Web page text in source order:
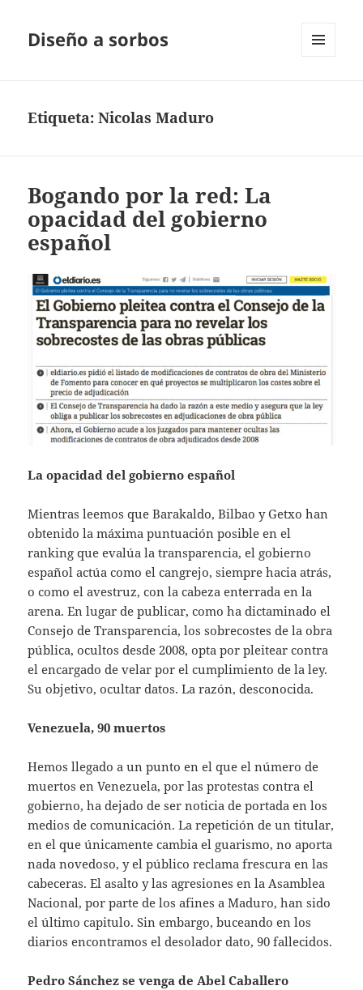
Diseño a sorbos
Etiqueta:Nicolas Maduro
Bogando por la red: La
opacidad del gobierno
español
La opacidad del gobierno español
Mientras leemos que Barakaldo, Bilbao y Getxo han
obtenido la máxima puntuación posible en el
ranking que evalúa la transparencia, el gobierno
español actúa como el cangrejo, siempre hacia atrás,
o como el avestruz, con la cabeza enterrada en la
arena. En lugar de publicar, como ha dictaminado el
Consejo de Transparencia, los sobrecostes de la obra
pública, ocultos desde 2008, opta por pleitear contra
el encargado de velar por el cumplimiento de la ley.
Su objetivo, ocultar datos. La razón, desconocida.
Venezuela, 90 muertos
Hemos llegado a un punto en el que el número de
muertos en Venezuela, por las protestas contra el
gobierno, ha dejado de ser noticia de portada en los
medios de comunicación. La repetición de un titular,
en el que únicamente cambia el guarismo, no aporta
nada novedoso, y el público reclama frescura en las
cabeceras. El asalto y las agresiones en la Asamblea
Nacional, por parte de los afines a Maduro, han sido
el último capitulo. Sin embargo, buceando en los
diarios encontramos el desolador dato, 90 fallecidos.
Pedro Sánchez se venga de Abel Caballero